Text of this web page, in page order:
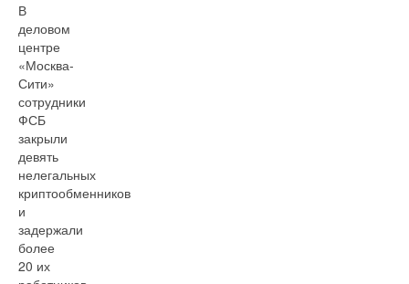
В
деловом
центре
«Москва-
Сити»
сотрудники
ФСБ
закрыли
девять
нелегальных
криптообменников
и
задержали
более
20 их